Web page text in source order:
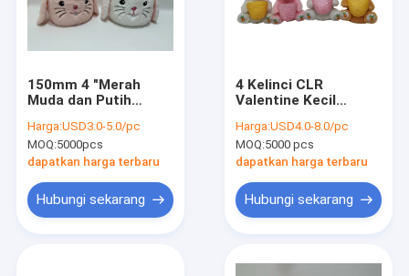
150mm 4 "Merah
Muda dan Putih
Boneka Hewan
Kelinci Mainan
Mewah Dengan
Harga:USD3.0-5.0/pc
MOQ:5000pcs
dapatkan harga terbaru
Hubungi sekarang
4 Kelinci CLR
Valentine Kecil
Harga:USD4.0-8.0/pc
MOQ:5000 pcs
dapatkan harga terbaru
Hubungi sekarang